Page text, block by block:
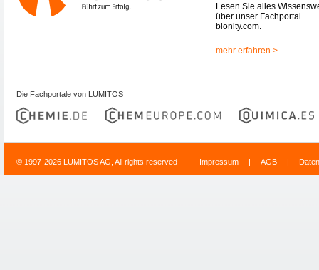
Lesen Sie alles
über unser Fachportal
bionity.com.
mehr erfahren >
Die Fachportale von LUMITOS
© 1997-2026 LUMITOS AG, All rights reserved Impressum | AGB |